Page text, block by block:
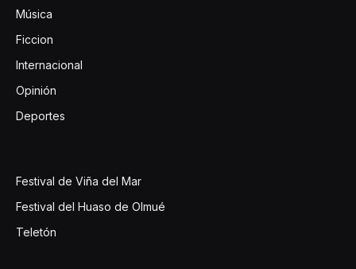
Música
Ficcion
Internacional
Opinión
Deportes
Festival de Viña del Mar
Festival del Huaso de Olmué
Teletón